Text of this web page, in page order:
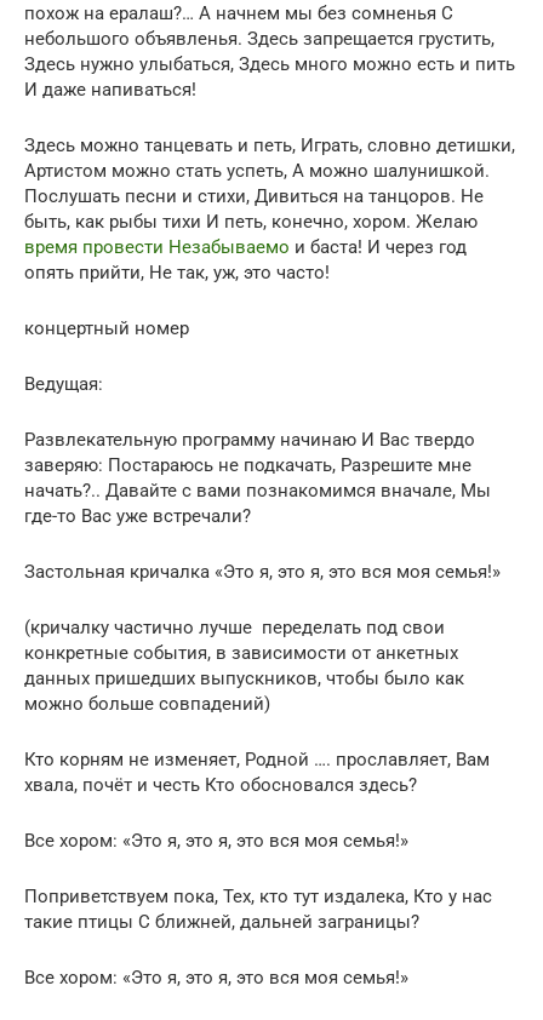
похож на ералаш?… А начнем мы без сомненья С
небольшого объявленья. Здесь запрещается грустить,
Здесь нужно улыбаться, Здесь много можно есть и пить
И даже напиваться!
Здесь можно танцевать и петь, Играть, словно детишки,
Артистом можно стать успеть, А можно шалунишкой.
Послушать песни и стихи, Дивиться на танцоров. Не
быть, как рыбы тихи И петь, конечно, хором. Желаю
время провести Незабываемо и баста! И через год
опять прийти, Не так, уж, это часто!
концертный номер
Ведущая:
Развлекательную программу начинаю И Вас твердо
заверяю: Постараюсь не подкачать, Разрешите мне
начать?.. Давайте с вами познакомимся вначале, Мы
где-то Вас уже встречали?
Застольная кричалка «Это я, это я, это вся моя семья!»
(кричалку частично лучше переделать под свои
конкретные события, в зависимости от анкетных
данных пришедших выпускников, чтобы было как
можно больше совпадений)
Кто корням не изменяет, Родной …. прославляет, Вам
хвала, почёт и честь Кто обосновался здесь?
Все хором: «Это я, это я, это вся моя семья!»
Поприветствуем пока, Тех, кто тут издалека, Кто у нас
такие птицы С ближней, дальней заграницы?
Все хором: «Это я, это я, это вся моя семья!»